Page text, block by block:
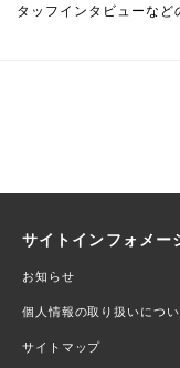
タッフインタビューなど
サイトインフォメー
お知らせ
個人情報の取り扱いにつ
サイトマップ